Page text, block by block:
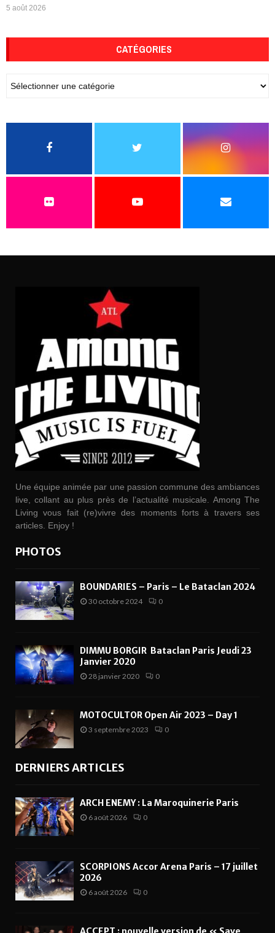
5 août 2026
CATÉGORIES
Une équipe animée par une passion commune des ambiances
live, collant au plus près de l’actualité musicale. Among The
Living vous fait (re)vivre des moments forts à travers ses
articles. Enjoy !
PHOTOS
BOUNDARIES – Paris – Le Bataclan 2024
30 octobre 2024 0
DIMMU BORGIR Bataclan Paris Jeudi 23
Janvier 2020
28 janvier 2020 0
MOTOCULTOR Open Air 2023 – Day 1
3 septembre 2023 0
DERNIERS ARTICLES
ARCH ENEMY : La Maroquinerie Paris
6 août 2026 0
SCORPIONS Accor Arena Paris – 17 juillet
2026
6 août 2026 0